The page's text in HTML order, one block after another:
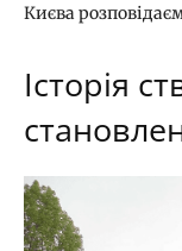
Києва
Історія